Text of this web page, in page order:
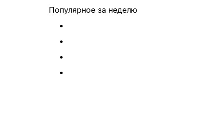
Популярное за неделю